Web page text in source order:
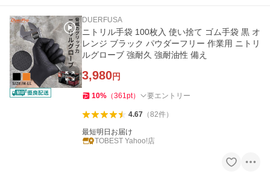
DUERFUSA
ニトリル手袋 100枚入 使い捨て ゴム手袋 黒 オ
レンジ ブラック パウダーフリー 作業用 ニトリ
ルグローブ 強耐久 強耐油性 備え
3,980円
10% （361pt） 要エントリー
4.67（82件）
最短明日お届け
TOBEST Yahoo!店